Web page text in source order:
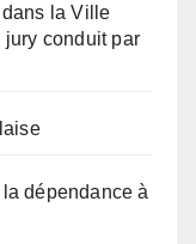
la Ville
jury conduit par
dépendance à